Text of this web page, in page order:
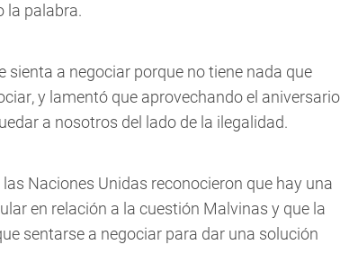
palabra.
sienta a negociar porque no tiene nada que
y lamentó que aprovechando el aniversario
a nosotros del lado de la ilegalidad.
las Naciones Unidas reconocieron que hay una
en relación a la cuestión Malvinas y que la
sentarse a negociar para dar una solución